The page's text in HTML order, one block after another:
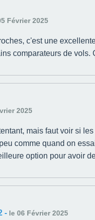
Février 2025
c'est une
comparateurs de
2025
mais faut voir si
comme quand on
option pour avoir
- le 06 Février 2025